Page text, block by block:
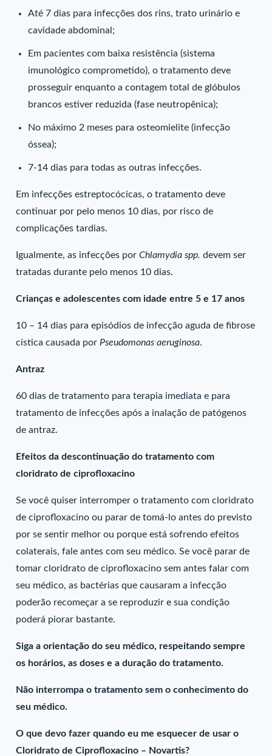
Até 7 dias para infecções dos rins, trato urinário e
cavidade abdominal;
Em pacientes com baixa resistência (sistema
imunológico comprometido), o tratamento deve
prosseguir enquanto a contagem total de glóbulos
brancos estiver reduzida (fase neutropênica);
No máximo 2 meses para osteomielite (infecção
óssea);
7-14 dias para todas as outras infecções.
Em infecções estreptocócicas, o tratamento deve
continuar por pelo menos 10 dias, por risco de
complicações tardias.
Igualmente, as infecções porChlamydia spp. devem ser
tratadas durante pelo menos 10 dias.
Crianças e adolescentes com idade entre 5 e 17 anos
10 – 14 dias para episódios de infecção aguda de fibrose
cística causada por Pseudomonas aeruginosa.
Antraz
60 dias de tratamento para terapia imediata e para
tratamento de infecções após a inalação de patógenos
de antraz.
Efeitos da descontinuação do tratamento com
cloridrato de ciprofloxacino
Se você quiser interromper o tratamento com cloridrato
de ciprofloxacino ou parar de tomá-lo antes do previsto
por se sentir melhor ou porque está sofrendo efeitos
colaterais, fale antes com seu médico. Se você parar de
tomar cloridrato de ciprofloxacino sem antes falar com
seu médico, as bactérias que causaram a infecção
poderão recomeçar a se reproduzir e sua condição
poderá piorar bastante.
Siga a orientação do seu médico, respeitando sempre
os horários, as doses e a duração do tratamento.
Não interrompa o tratamento sem o conhecimento do
seu médico.
O que devo fazer quando eu me esquecer de usar o
Cloridrato de Ciprofloxacino – Novartis?